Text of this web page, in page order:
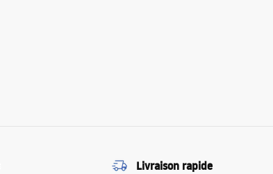
Livraison rapide